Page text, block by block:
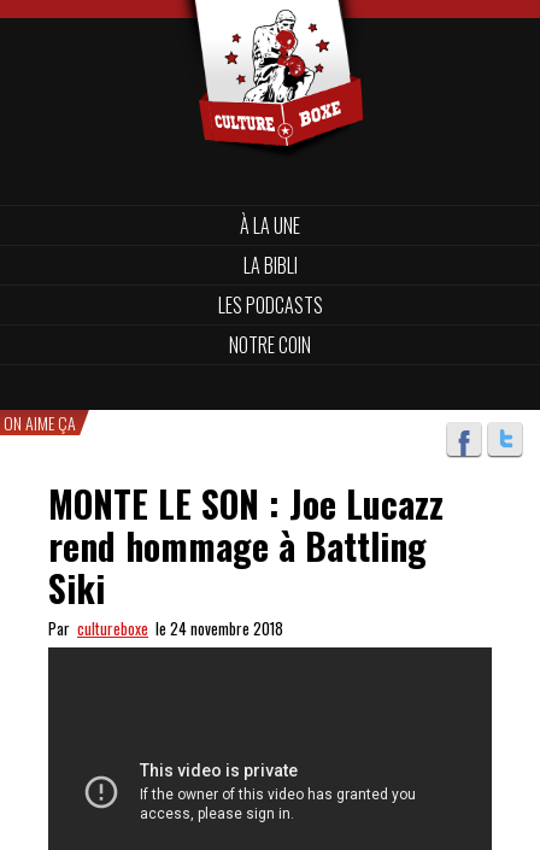
À LA UNE
LA BIBLI
LES PODCASTS
NOTRE COIN
ON AIME ÇA
MONTE LE SON : Joe Lucazz
rend hommage à Battling
Siki
Par cultureboxe le 24 novembre 2018